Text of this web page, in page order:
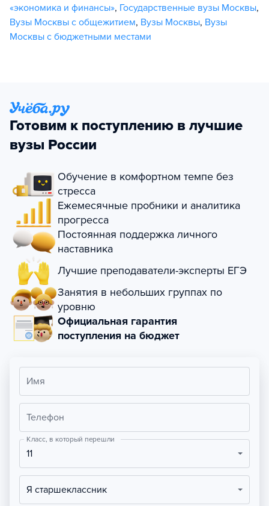
«экономика и финансы», Государственные вузы Москвы,
Вузы Москвы с общежитием, Вузы Москвы, Вузы
Москвы с бюджетными местами
Готовим к поступлению в лучшие
вузы России
Обучение в комфортном темпе без
стресса
Ежемесячные пробники и аналитика
прогресса
Постоянная поддержка личного
наставника
Лучшие преподаватели-эксперты ЕГЭ
Занятия в небольших группах по
уровню
Официальная гарантия
поступления на бюджет
Имя
Телефон
Класс, в который перешли
11
Я старшеклассник